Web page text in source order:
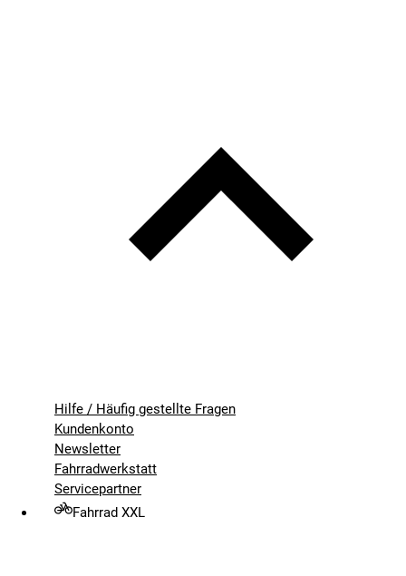
Hilfe / Häufig gestellte Fragen
Kundenkonto
Newsletter
Fahrradwerkstatt
Servicepartner
Fahrrad XXL